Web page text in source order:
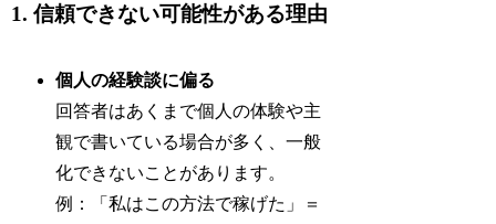
1. 信頼できない可能性がある理由
個人の経験談に偏る
回答者はあくまで個人の体験や主
観で書いている場合が多く、一般
化できないことがあります。
例：「私はこの方法で稼げた」＝